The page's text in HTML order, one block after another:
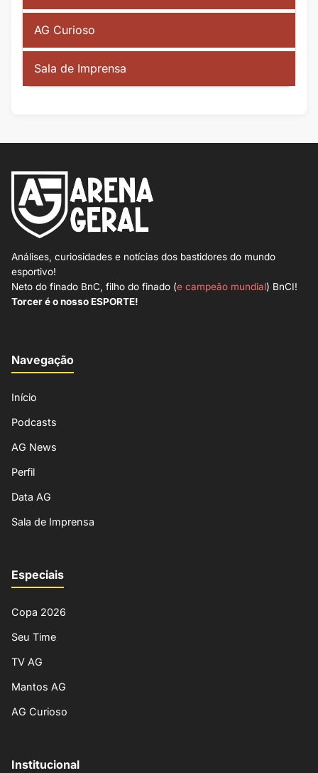
AG Curioso
Sala de Imprensa
Análises, curiosidades e notícias dos bastidores do mundo
esportivo!
Neto do finado BnC, filho do finado (e campeão mundial) BnCI!
Torcer é o nosso ESPORTE!
Navegação
Início
Podcasts
AG News
Perfil
Data AG
Sala de Imprensa
Especiais
Copa 2026
Seu Time
TV AG
Mantos AG
AG Curioso
Institucional